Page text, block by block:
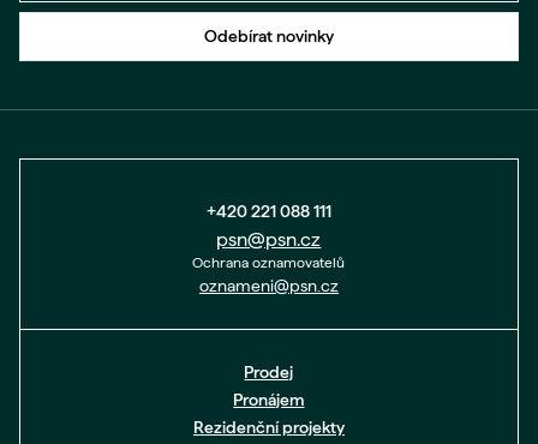
Zpět na formulář
Odebírat novinky
+420 221 088 111
psn@psn.cz
Ochrana oznamovatelů
oznameni@psn.cz
Prodej
Pronájem
Rezidenční projekty